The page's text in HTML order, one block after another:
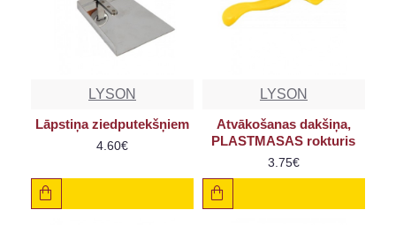
LYSON
Lāpstiņa ziedputekšņiem
4.60€
LYSON
Atvākošanas dakšiņa,
PLASTMASAS rokturis
3.75€